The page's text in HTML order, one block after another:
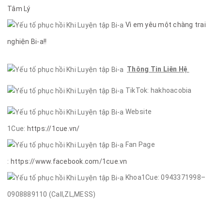
Tâm Lý
Vì em yêu một chàng trai
nghiện Bi-a!!
Thông Tin Liên Hệ
TikTok: hakhoacobia
Website
1Cue: https://1cue.vn/
Fan Page
: https://www.facebook.com/1cue.vn
Khoa1Cue: 0943371998–
0908889110 (Call,ZL,MESS)